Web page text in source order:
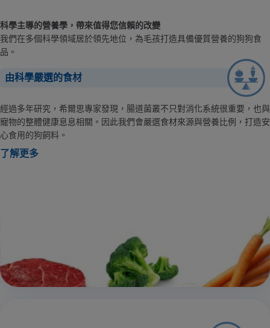
科學主導的營養學，帶來值得您信賴的改變
我們在多個科學領域居於領先地位，為毛孩打造具備優質營養的狗狗食
品。
由科學嚴選的食材
經過多年研究，希爾思專家發現，腸道菌叢不只對消化系統很重要，也與
寵物的整體健康息息相關。因此我們會嚴選食材來源與營養比例，打造安
心食用的狗飼料。
了解更多